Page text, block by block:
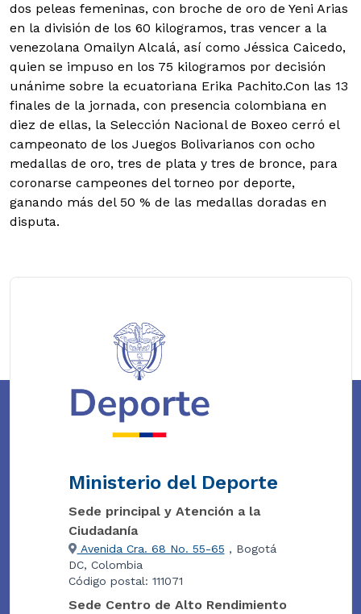
dos peleas femeninas, con broche de oro de Yeni Arias
en la división de los 60 kilogramos, tras vencer a la
venezolana Omailyn Alcalá, así como Jéssica Caicedo,
quien se impuso en los 75 kilogramos por decisión
unánime sobre la ecuatoriana Erika Pachito.Con las 13
finales de la jornada, con presencia colombiana en
diez de ellas, la Selección Nacional de Boxeo cerró el
campeonato de los Juegos Bolivarianos con ocho
medallas de oro, tres de plata y tres de bronce, para
coronarse campeones del torneo por deporte,
ganando más del 50 % de las medallas doradas en
disputa.
Ministerio del Deporte
Sede principal y Atención a la
Ciudadanía
Avenida Cra. 68 No. 55-65 , Bogotá
DC, Colombia
Código postal: 111071
Sede Centro de Alto Rendimiento